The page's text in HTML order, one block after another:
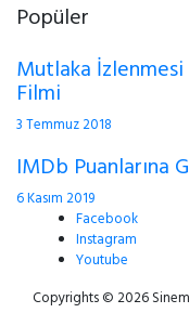
Popüler
Mutlaka
Filmi
3 Temmuz 2018
IMDb Puanlarına
6 Kasım 2019
Facebook
Instagram
Youtube
Copyrights © 2026